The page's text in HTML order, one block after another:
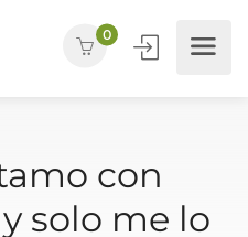
0
con
solo me lo